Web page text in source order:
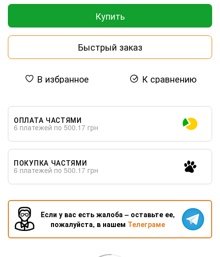
Купить
Быстрый заказ
В избранное К сравнению
ОПЛАТА ЧАСТЯМИ
6 платежей по 500.17 грн
ПОКУПКА ЧАСТЯМИ
6 платежей по 500.17 грн
Если у вас есть жалоба – оставьте ее,
пожалуйста, в нашем Телеграме